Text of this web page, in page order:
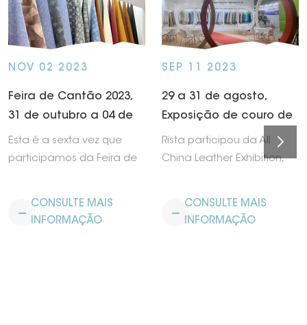
NOV 02 2023
Feira de Cantão 2023,
31 de outubro a 04 de
novembro
Esta é a sexta vez que
participamos da Feira de
novidades em couro
CONSULTE MAIS
INFORMAÇÃO
SEP 11 2023
29 a 31 de agosto,
Exposição de couro de
toda a China, Novo
Centro Internacional
Rista participou da All
China Leather Exhibition,
de Exposições de Xangai.
CONSULTE MAIS
INFORMAÇÃO